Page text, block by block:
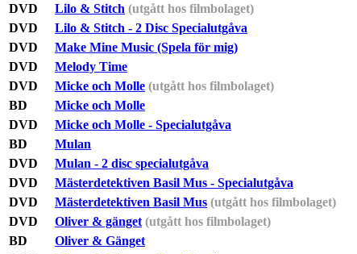
DVD
Lilo & Stitch (utgått hos filmbolaget)
DVD
Lilo & Stitch - 2 Disc Specialutgåva
DVD
Make Mine Music (Spela för mig)
DVD
Melody Time
DVD
Micke och Molle (utgått hos filmbolaget)
BD
Micke och Molle
DVD
Micke och Molle - Specialutgåva
BD
Mulan
DVD
Mulan - 2 disc specialutgåva
DVD
Mästerdetektiven Basil Mus - Specialutgåva
DVD
Mästerdetektiven Basil Mus (utgått hos filmbolaget)
DVD
Oliver & gänget (utgått hos filmbolaget)
BD
Oliver & Gänget